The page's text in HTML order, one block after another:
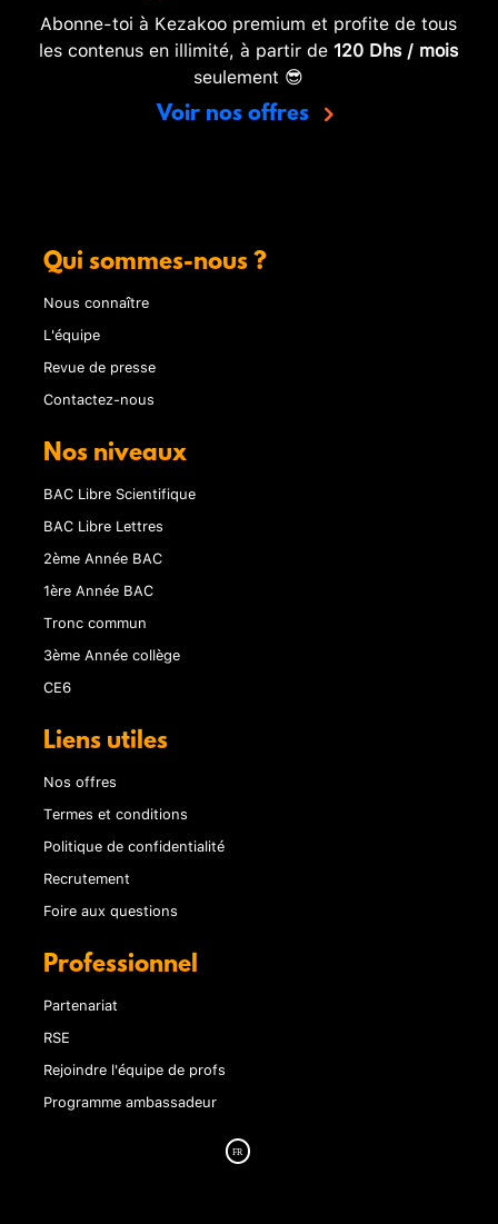
Abonne-toi à Kezakoo premium et profite de tous
les contenus en illimité, à partir de 120 Dhs / mois
seulement 😎
Voir nos offres
Qui sommes-nous ?
Nous connaître
L'équipe
Revue de presse
Contactez-nous
Nos niveaux
BAC Libre Scientifique
BAC Libre Lettres
2ème Année BAC
1ère Année BAC
Tronc commun
3ème Année collège
CE6
Liens utiles
Nos offres
Termes et conditions
Politique de confidentialité
Recrutement
Foire aux questions
Professionnel
Partenariat
RSE
Rejoindre l'équipe de profs
Programme ambassadeur